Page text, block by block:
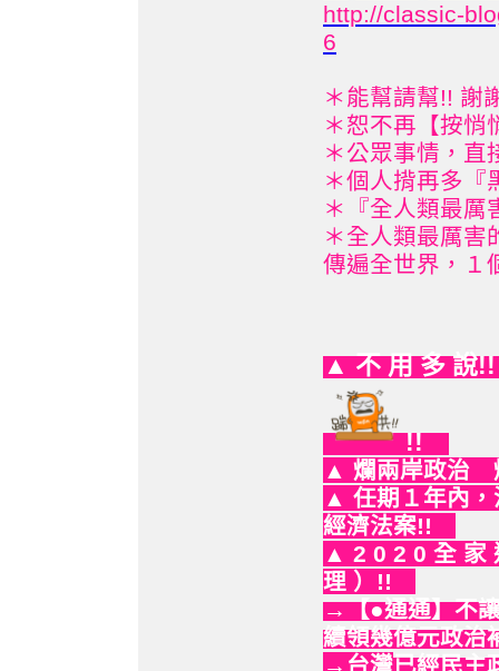
http://classic-
6
＊能幫請幫!! 謝
＊恕不再【按悄
＊公眾事情，直
＊個人揹再多『
＊『全人類最厲
＊全人類最厲害
傳遍全世界，１
▲ 不 用 多 說
!!
▲ 爛兩岸政治
▲ 任期１年內，
經濟法案!!
▲ 2 0 2 0 全 家
理 ）!!
→【●通通】不
續領幾億元政治
→台灣已經民主